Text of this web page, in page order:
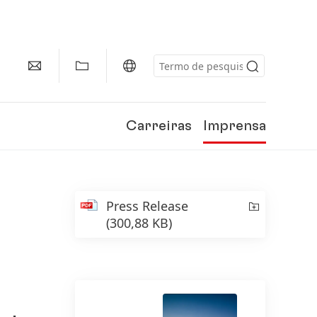
Carreiras Imprensa
Press Release
(300,88 KB)